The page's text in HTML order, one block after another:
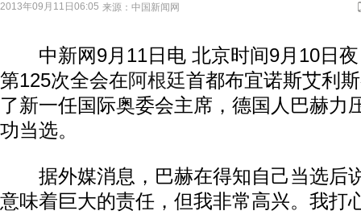
2013年09月11日06:05 来源： 中国新闻网
中新网9月11日电 北京时间9月10日夜
第125次全会在阿根廷首都布宜诺斯艾利
了新一任国际奥委会主席，德国人巴赫力
功当选。
据外媒消息，巴赫在得知自己当选后
意味着巨大的责任，但我非常高兴。我打